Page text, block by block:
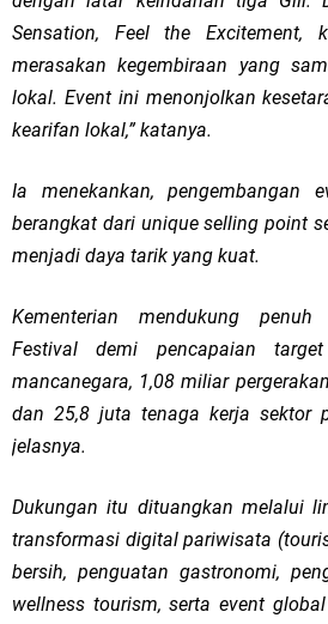
Sensation, Feel the Excitement,
merasakan kegembiraan yang
lokal. Event ini menonjolkan
kearifan lokal,” katanya.
Ia menekankan, pengembangan
berangkat dari unique selling point
menjadi daya tarik yang kuat.
Kementerian mendukung penuh
Festival demi pencapaian
mancanegara, 1,08 miliar
dan 25,8 juta tenaga kerja sektor
jelasnya.
Dukungan itu dituangkan melalui
transformasi digital pariwisata
bersih, penguatan gastronomi,
wellness tourism, serta event